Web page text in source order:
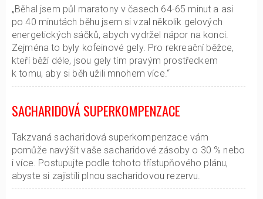
„Běhal jsem půl maratony v časech 64-65 minut a asi
po 40 minutách běhu jsem si vzal několik gelových
energetických sáčků, abych vydržel nápor na konci.
Zejména to byly kofeinové gely. Pro rekreační běžce,
kteří běží déle, jsou gely tím pravým prostředkem
k tomu, aby si běh užili mnohem více.“
SACHARIDOVÁ SUPERKOMPENZACE
Takzvaná sacharidová superkompenzace vám
pomůže navýšit vaše sacharidové zásoby o 30 % nebo
i více. Postupujte podle tohoto třístupňového plánu,
abyste si zajistili plnou sacharidovou rezervu.